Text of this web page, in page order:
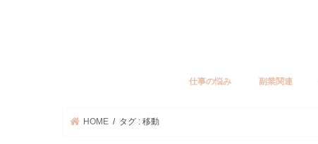
仕事の悩み 副業関連
HOME タグ : 移動